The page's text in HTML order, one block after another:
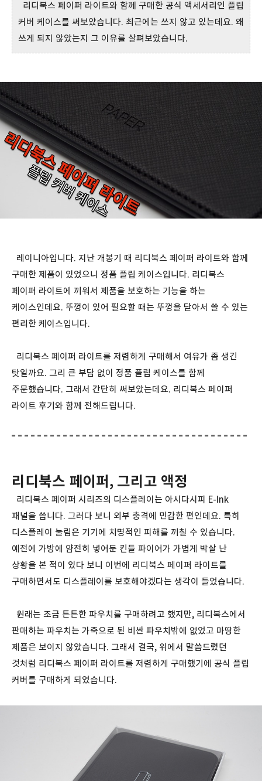
리디북스 페이퍼 라이트와 함께 구매한 공식 액세서리인 플립
커버 케이스를 써보았습니다. 최근에는 쓰지 않고 있는데요. 왜
쓰게 되지 않았는지 그 이유를 살펴보았습니다.
레이니아입니다. 지난 개봉기 때 리디북스 페이퍼 라이트와 함께
구매한 제품이 있었으니 정품 플립 케이스입니다. 리디북스
페이퍼 라이트에 끼워서 제품을 보호하는 기능을 하는
케이스인데요. 뚜껑이 있어 필요할 때는 뚜껑을 닫아서 쓸 수 있는
편리한 케이스입니다.
리디북스 페이퍼 라이트를 저렴하게 구매해서 여유가 좀 생긴
탓일까요. 그리 큰 부담 없이 정품 플립 케이스를 함께
주문했습니다. 그래서 간단히 써보았는데요. 리디북스 페이퍼
라이트 후기와 함께 전해드립니다.
리디북스 페이퍼, 그리고 액정
리디북스 페이퍼 시리즈의 디스플레이는 아시다시피 E-Ink
패널을 씁니다. 그러다 보니 외부 충격에 민감한 편인데요. 특히
디스플레이 눌림은 기기에 치명적인 피해를 끼칠 수 있습니다.
예전에 가방에 얌전히 넣어둔 킨들 파이어가 가볍게 박살 난
상황을 본 적이 있다 보니 이번에 리디북스 페이퍼 라이트를
구매하면서도 디스플레이를 보호해야겠다는 생각이 들었습니다.
원래는 조금 튼튼한 파우치를 구매하려고 했지만, 리디북스에서
판매하는 파우치는 가죽으로 된 비싼 파우치밖에 없었고 마땅한
제품은 보이지 않았습니다. 그래서 결국, 위에서 말씀드렸던
것처럼 리디북스 페이퍼 라이트를 저렴하게 구매했기에 공식 플립
커버를 구매하게 되었습니다.